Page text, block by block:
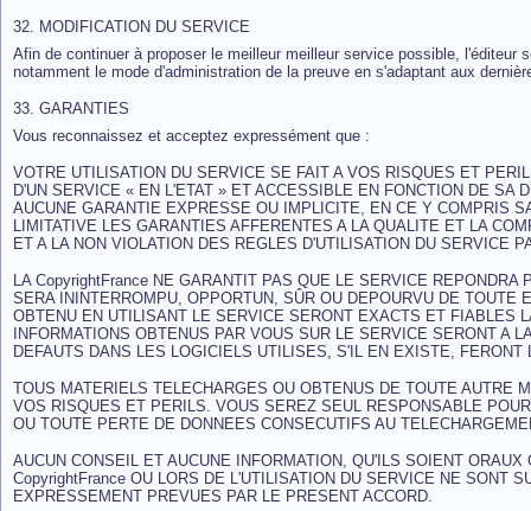
32. MODIFICATION DU SERVICE
Afin de continuer à proposer le meilleur meilleur service possible,
notamment le mode d'administration de la preuve en s'adaptant aux
33. GARANTIES
Vous reconnaissez et acceptez expressément que :
VOTRE UTILISATION DU SERVICE SE FAIT A VOS RISQUES ET
D'UN SERVICE « EN L'ETAT » ET ACCESSIBLE EN FONCTION DE SA
AUCUNE GARANTIE EXPRESSE OU IMPLICITE, EN CE Y COMPRIS
LIMITATIVE LES GARANTIES AFFERENTES A LA QUALITE ET LA
ET A LA NON VIOLATION DES REGLES D'UTILISATION DU SERVICE
LA CopyrightFrance NE GARANTIT PAS QUE LE SERVICE REPONDRA
SERA ININTERROMPU, OPPORTUN, SÛR OU DEPOURVU DE TOUTE
OBTENU EN UTILISANT LE SERVICE SERONT EXACTS ET FIABLES
INFORMATIONS OBTENUS PAR VOUS SUR LE SERVICE SERONT A
DEFAUTS DANS LES LOGICIELS UTILISES, S'IL EN EXISTE, FERONT
TOUS MATERIELS TELECHARGES OU OBTENUS DE TOUTE AUTRE
VOS RISQUES ET PERILS. VOUS SEREZ SEUL RESPONSABLE
OU TOUTE PERTE DE DONNEES CONSECUTIFS AU
AUCUN CONSEIL ET AUCUNE INFORMATION, QU'ILS SOIENT
CopyrightFrance OU LORS DE L'UTILISATION DU SERVICE NE SONT
EXPRESSEMENT PREVUES PAR LE PRESENT ACCORD.